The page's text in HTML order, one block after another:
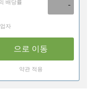
배당률 -
자
으로 이동
약관 적용